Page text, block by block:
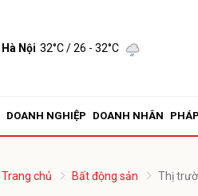
Hà Nội 32°C/ 26 - 32°C
DOANH NGHIỆP DOANH NHÂN
Trang chủ Bất động sản Thị